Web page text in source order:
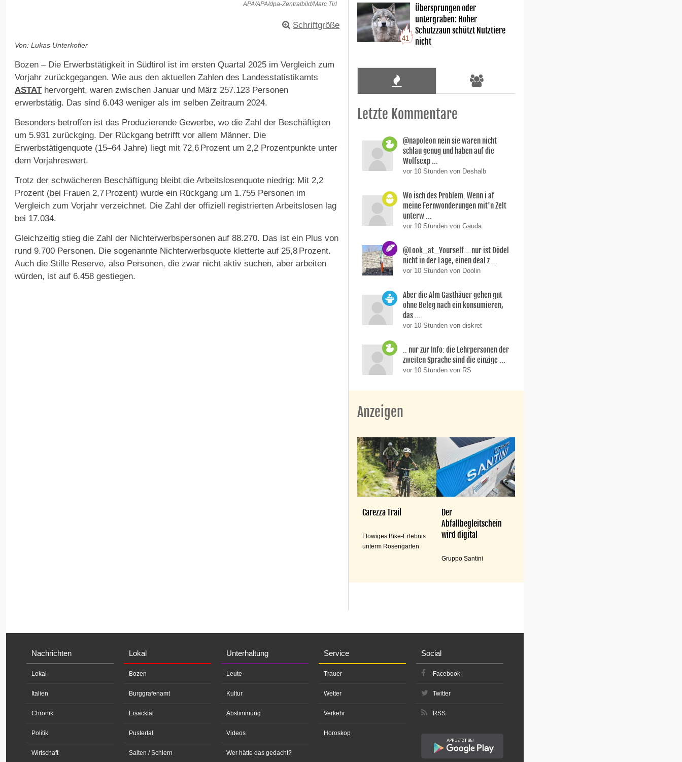
APA/APA/dpa-Zentralbild/Marc Tirl
Schriftgröße
Von: Lukas Unterkofler
Bozen – Die Erwerbstätigkeit in Südtirol ist im ersten Quartal 2025 im Vergleich zum
Vorjahr zurückgegangen. Wie aus den aktuellen Zahlen des Landesstatistikamts
ASTAThervorgeht, waren zwischen Januar und März 257.123 Personen
erwerbstätig. Das sind 6.043 weniger als im selben Zeitraum 2024.
Besonders betroffen ist das Produzierende Gewerbe, wo die Zahl der Beschäftigten
um 5.931 zurückging. Der Rückgang betrifft vor allem Männer. Die
Erwerbstätigenquote (15–64 Jahre) liegt mit 72,6 Prozent um 2,2 Prozentpunkte unter
dem Vorjahreswert.
Trotz der schwächeren Beschäftigung bleibt die Arbeitslosenquote niedrig: Mit 2,2
Prozent (bei Frauen 2,7 Prozent) wurde ein Rückgang um 1.755 Personen im
Vergleich zum Vorjahr verzeichnet. Die Zahl der offiziell registrierten Arbeitslosen lag
bei 17.034.
Gleichzeitig stieg die Zahl der Nichterwerbspersonen auf 88.270. Das ist ein Plus von
rund 9.700 Personen. Die sogenannte Nichterwerbsquote kletterte auf 25,8 Prozent.
Auch die Stille Reserve, also Personen, die zwar nicht aktiv suchen, aber arbeiten
würden, ist auf 6.458 gestiegen.
41
Übersprungen oder
untergraben: Hoher
Schutzzaun schützt Nutztiere
nicht
Letzte Kommentare
@napoleon nein sie waren nicht
schlau genug und haben auf die
Wolfsexp ...
vor 10 Stunden von Deshalb
Wo isch des Problem. Wenn i af
meine Fernwonderungen mit'n Zelt
unterw ...
vor 10 Stunden von Gauda
@Look_at_Yourself ...nur ist Dödel
nicht in der Lage, einen deal z ...
vor 10 Stunden von Doolin
Aber die Alm Gasthäuer gehen gut
ohne Beleg nach ein konsumieren,
das ...
vor 10 Stunden von diskret
.. nur zur Info: die Lehrpersonen der
zweiten Sprache sind die einzige ...
vor 10 Stunden von RS
Anzeigen
Carezza Trail
Flowiges Bike-Erlebnis
unterm Rosengarten
Der
Abfallbegleitschein
wird digital
Gruppo Santini
Nachrichten
Lokal
Italien
Chronik
Politik
Wirtschaft
Lokal
Bozen
Burggrafenamt
Eisacktal
Pustertal
Salten / Schlern
Unterhaltung
Leute
Kultur
Abstimmung
Videos
Wer hätte das gedacht?
Service
Trauer
Wetter
Verkehr
Horoskop
Social
Facebook
Twitter
RSS